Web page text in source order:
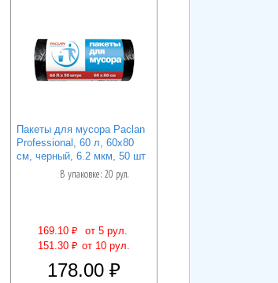
Пакеты для мусора Paclan
Professional, 60 л, 60х80
см, черный, 6.2 мкм, 50 шт
В упаковке: 20 рул.
169.10 ₽
от 5 рул.
151.30 ₽ от 10 рул.
178.00